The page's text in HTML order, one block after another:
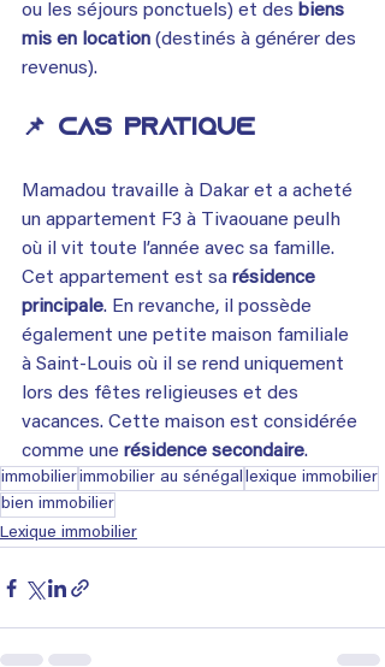
ou les séjours ponctuels) et des biens
mis en location (destinés à générer des
revenus).
📌 Cas pratique
Mamadou travaille à Dakar et a acheté
un appartement F3 à Tivaouane peulh
où il vit toute l’année avec sa famille.
Cet appartement est sa résidence
principale. En revanche, il possède
également une petite maison familiale
à Saint-Louis où il se rend uniquement
lors des fêtes religieuses et des
vacances. Cette maison est considérée
comme une résidence secondaire.
immobilierimmobilier au sénégal lexique immobilier
bien immobilier
Lexique immobilier